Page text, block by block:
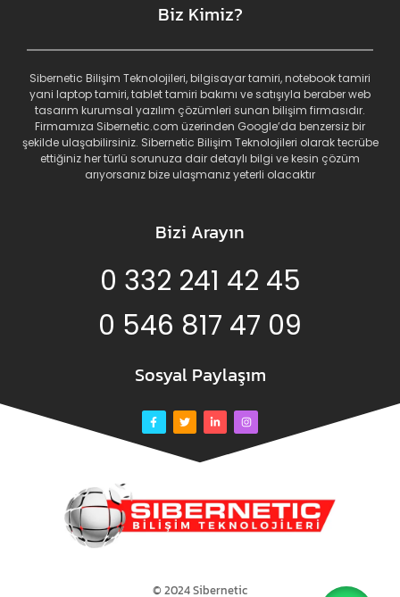
Biz Kimiz?
Sibernetic Bilişim Teknolojileri, bilgisayar tamiri, notebook tamiri
yani laptop tamiri, tablet tamiri bakımı ve satışıyla beraber web
tasarım kurumsal yazılım çözümleri sunan bilişim firmasıdır.
Firmamıza Sibernetic.com üzerinden Google’da benzersiz bir
şekilde ulaşabilirsiniz. Sibernetic Bilişim Teknolojileri olarak tecrübe
ettiğiniz her türlü sorunuza dair detaylı bilgi ve kesin çözüm
arıyorsanız bize ulaşmanız yeterli olacaktır
Bizi Arayın
0 332 241 42 45
0 546 817 47 09
Sosyal Paylaşım
© 2024 Sibernetic